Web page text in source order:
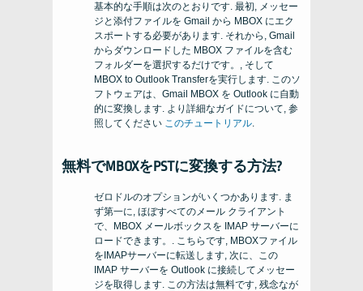
基本的な手順は次のとおりです. 最初, メッセー
ジと添付ファイルを Gmail から MBOX にエク
スポートする必要があります. それから, Gmail
からダウンロードした MBOX ファイルを含む
フォルダーを選択するだけです。, そして
MBOX to Outlook Transferを実行します. このソ
フトウェアは、Gmail MBOX を Outlook に自動
的に変換します. より詳細なガイドについて, 参
照してください このチュートリアル
無料でMBOXをPSTに変換する方法?
ゼロドルのオプションがいくつかあります. ま
ず第一に, ほぼすべてのメール クライアント
で、MBOX メールボックスを IMAP サーバーに
ロードできます。. こちらです, MBOXファイル
をIMAPサーバーに転送します, 次に、この
IMAP サーバーを Outlook に接続してメッセー
ジを取得します. この方法は無料です, 残念なが